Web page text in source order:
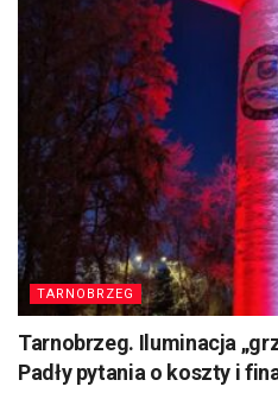
TARNOBRZEG
Tarnobrzeg. Iluminacja
Padły pytania o koszty i